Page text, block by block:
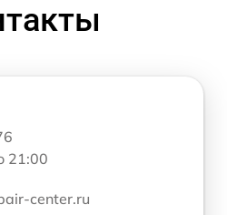
21:00
center.ru